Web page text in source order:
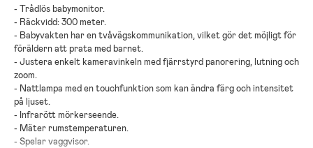
- Trådlös babymonitor.
- Räckvidd: 300 meter.
- Babyvakten har en tvåvägskommunikation, vilket gör det möjligt för
föräldern att prata med barnet.
- Justera enkelt kameravinkeln med fjärrstyrd panorering, lutning och
zoom.
- Nattlampa med en touchfunktion som kan ändra färg och intensitet
på ljuset.
- Infrarött mörkerseende.
- Mäter rumstemperaturen.
- Spelar vaggvisor.